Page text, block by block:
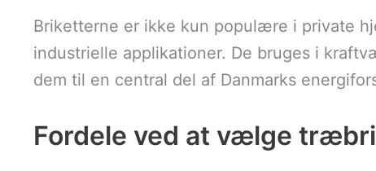
Briketterne er ikke kun populære i private
industrielle applikationer. De bruges i
dem til en central del af Danmarks
Fordele ved at vælge